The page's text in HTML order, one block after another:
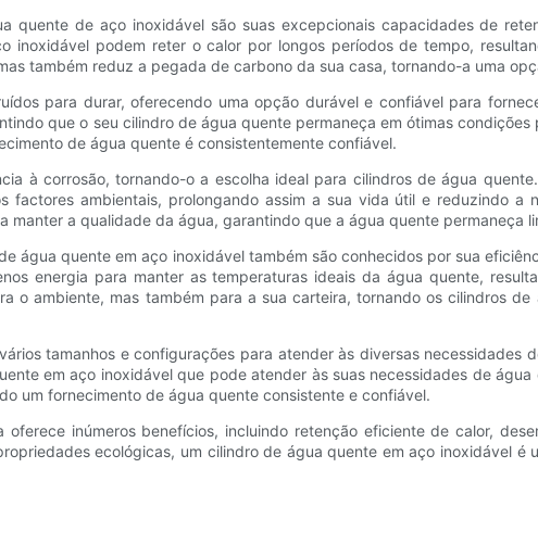
de aço inoxidável são suas excepcionais capacidades de
podem reter o calor por longos períodos de tempo,
também reduz a pegada de carbono da sua casa, tornando-a uma
para durar, oferecendo uma opção durável e confiável para
que o seu cilindro de água quente permaneça em ótimas
de água quente é consistentemente confiável.
à corrosão, tornando-o a escolha ideal para cilindros de água
ambientais, prolongando assim a sua vida útil e reduzindo a
a qualidade da água, garantindo que a água quente permaneça
água quente em aço inoxidável também são conhecidos por sua
energia para manter as temperaturas ideais da água quente,
o ambiente, mas também para a sua carteira, tornando os cilindros
tamanhos e configurações para atender às diversas necessidades
em aço inoxidável que pode atender às suas necessidades de
um fornecimento de água quente consistente e confiável.
inúmeros benefícios, incluindo retenção eficiente de calor,
ecológicas, um cilindro de água quente em aço inoxidável é